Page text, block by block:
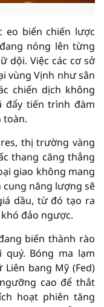
eo biển chiến lược
nóng lên từng
dội. Việc các cơ sở
vùng Vịnh như sân
chiến dịch không
đẩy tiến trình đàm
toàn.
thị trường vàng
thang căng thẳng
giao không mang
năng lượng sẽ
dầu, từ đó tạo ra
đảo ngược.
biến thành rào
Bóng ma lạm
bang Mỹ (Fed)
cao để thắt
hoạt phiên tăng